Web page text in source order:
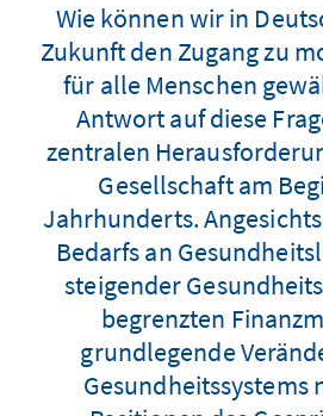
Wie können wir in
Zukunft den Zugang zu
für alle Menschen
Antwort auf diese
zentralen
Gesellschaft am
Jahrhunderts.
Bedarfs an
steigender
begrenzten
grundlegende
Gesundheitssystems